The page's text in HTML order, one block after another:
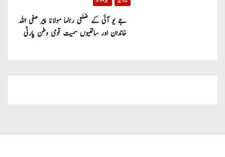
جے یو آئی کے ضلعی رہنما مولانا پیر صفی اللہ
خاندان اور ساتھیوں سمیت قومی وطن پارٹی